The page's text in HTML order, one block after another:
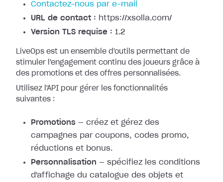
Contactez-nous par e-mail
URL de contact : https://xsolla.com/
Version TLS requise : 1.2
LiveOps est un ensemble d'outils permettant de
stimuler l'engagement continu des joueurs grâce à
des promotions et des offres personnalisées.
Utilisez l'API pour gérer les fonctionnalités
suivantes :
Promotions — créez et gérez des
campagnes par coupons, codes promo,
réductions et bonus.
Personnalisation — spécifiez les conditions
d'affichage du catalogue des objets et